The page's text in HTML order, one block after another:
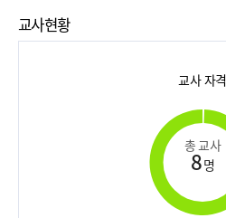
교사현황
교사 자격
총 교사
8명